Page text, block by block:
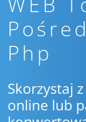
Php
Skorzystaj
online lub